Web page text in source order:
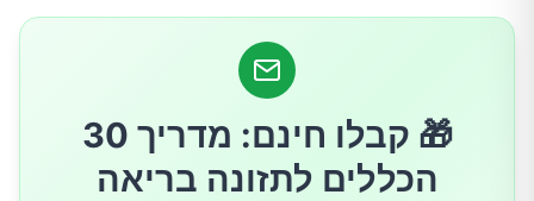
אימונים קצרים מדי יום לעומת אימונים ארוכים
שעושים בשיגרה
🎁 קבלו חינם: מדריך 30
הכללים לתזונה בריאה